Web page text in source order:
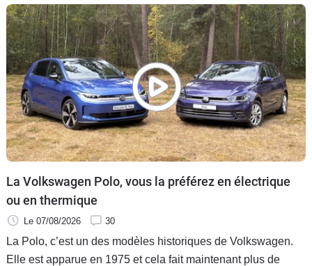
50 000 emplois.
La Volkswagen Polo, vous la préférez en électrique
ou en thermique
Le 07/08/2026 30
La Polo, c’est un des modèles historiques de Volkswagen.
Elle est apparue en 1975 et cela fait maintenant plus de